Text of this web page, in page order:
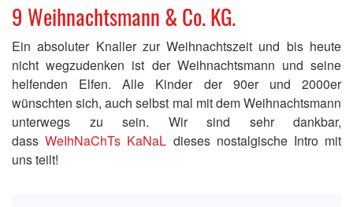
9 Weihnachtsmann & Co. KG.
Ein absoluter Knaller zur Weihnachtszeit und bis heute
nicht wegzudenken ist der Weihnachtsmann und seine
helfenden Elfen. Alle Kinder der 90er und 2000er
wünschten sich, auch selbst mal mit dem Weihnachtsmann
unterwegs zu sein. Wir sind sehr dankbar,
dassWeIhNaChTs KaNaL dieses nostalgische Intro mit
uns teilt!